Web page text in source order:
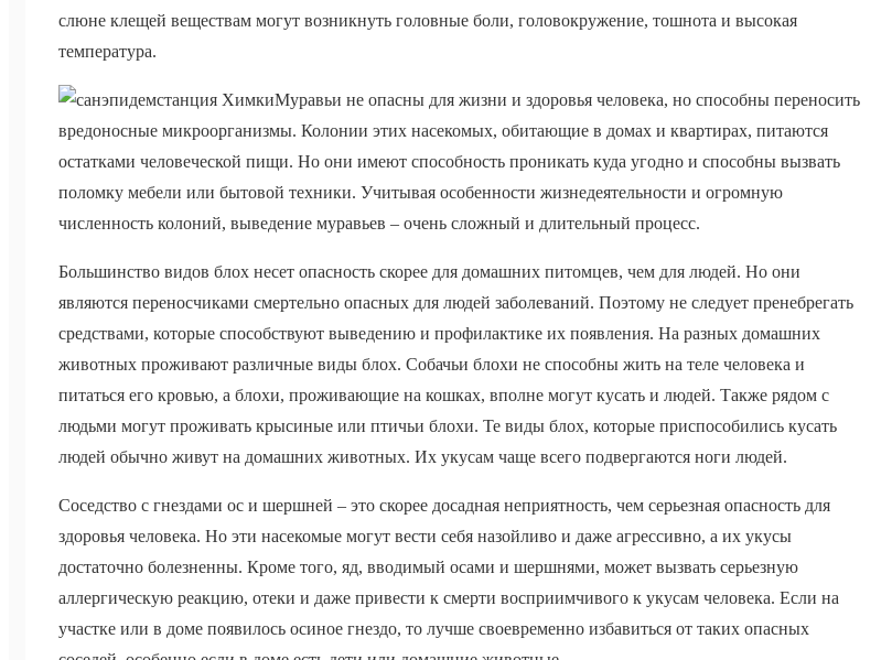
слюне клещей веществам могут возникнуть головные боли, головокружение, тошнота и высокая
температура.
Муравьи не опасны для жизни и здоровья человека, но способны переносить
вредоносные микроорганизмы. Колонии этих насекомых, обитающие в домах и квартирах, питаются
остатками человеческой пищи. Но они имеют способность проникать куда угодно и способны вызвать
поломку мебели или бытовой техники. Учитывая особенности жизнедеятельности и огромную
численность колоний, выведение муравьев – очень сложный и длительный процесс.
Большинство видов блох несет опасность скорее для домашних питомцев, чем для людей. Но они
являются переносчиками смертельно опасных для людей заболеваний. Поэтому не следует пренебрегать
средствами, которые способствуют выведению и профилактике их появления. На разных домашних
животных проживают различные виды блох. Собачьи блохи не способны жить на теле человека и
питаться его кровью, а блохи, проживающие на кошках, вполне могут кусать и людей. Также рядом с
людьми могут проживать крысиные или птичьи блохи. Те виды блох, которые приспособились кусать
людей обычно живут на домашних животных. Их укусам чаще всего подвергаются ноги людей.
Соседство с гнездами ос и шершней – это скорее досадная неприятность, чем серьезная опасность для
здоровья человека. Но эти насекомые могут вести себя назойливо и даже агрессивно, а их укусы
достаточно болезненны. Кроме того, яд, вводимый осами и шершнями, может вызвать серьезную
аллергическую реакцию, отеки и даже привести к смерти восприимчивого к укусам человека. Если на
участке или в доме появилось осиное гнездо, то лучше своевременно избавиться от таких опасных